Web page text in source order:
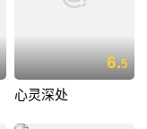
6.5
心灵深处